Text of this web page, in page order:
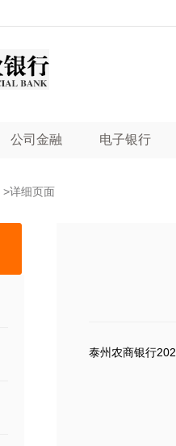
公司金融 电子银行
>详细页面
泰州农商银行